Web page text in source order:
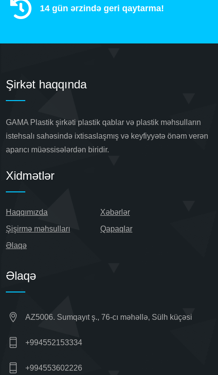
14 gün ərzində geri qaytarma!
Şirkət haqqında
GAMA Plastik şirkəti plastik qablar və plastik məhsulların
istehsalı sahəsində ixtisaslaşmış və keyfiyyətə önəm verən
aparıcı müəssisələrdən biridir.
Xidmətlər
Haqqımızda
Xəbərlər
Şişirmə məhsulları
Qapaqlar
Əlaqə
Əlaqə
AZ5006. Sumqayıt ş., 76-cı məhəllə, Sülh küçəsi
+994552153334
+994553602226